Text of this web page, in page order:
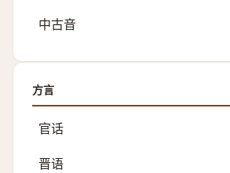
中古音
方言
官话
晋语